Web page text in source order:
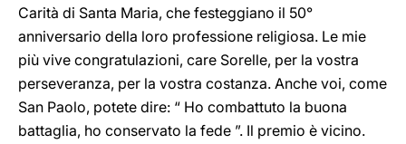
Carità di Santa Maria, che festeggiano il 50°
anniversario della loro professione religiosa. Le mie
più vive congratulazioni, care Sorelle, per la vostra
perseveranza, per la vostra costanza. Anche voi, come
San Paolo, potete dire: “ Ho combattuto la buona
battaglia, ho conservato la fede ”. Il premio è vicino.